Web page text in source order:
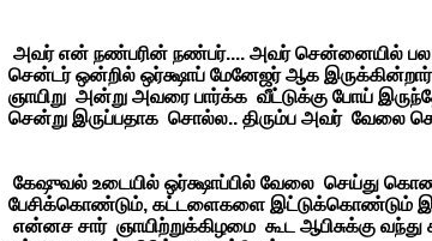
அவர் என் நண்பரின் நண்பர்.... அவர் சென்னையில்
சென்டர் ஒன்றில் ஒர்க்ஷாப் மேனேஜர் ஆக
ஞாயிறு அன்று அவரை பார்க்க வீட்டுக்கு போய்
சென்று இருப்பதாக சொல்ல.. திரும்ப அவர் வேலை
கேஷுவல் உடையில் ஒர்க்ஷாப்பில் வேலை செய்து
பேசிக்கொண்டும், கட்டளைகளை இட்டுக்கொண்டும்
என்னச சார் ஞாயிற்றுக்கிழமை கூட ஆபிசுக்கு